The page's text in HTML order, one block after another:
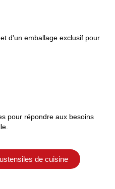
d'un emballage exclusif pour
pour répondre aux besoins
de cuisine